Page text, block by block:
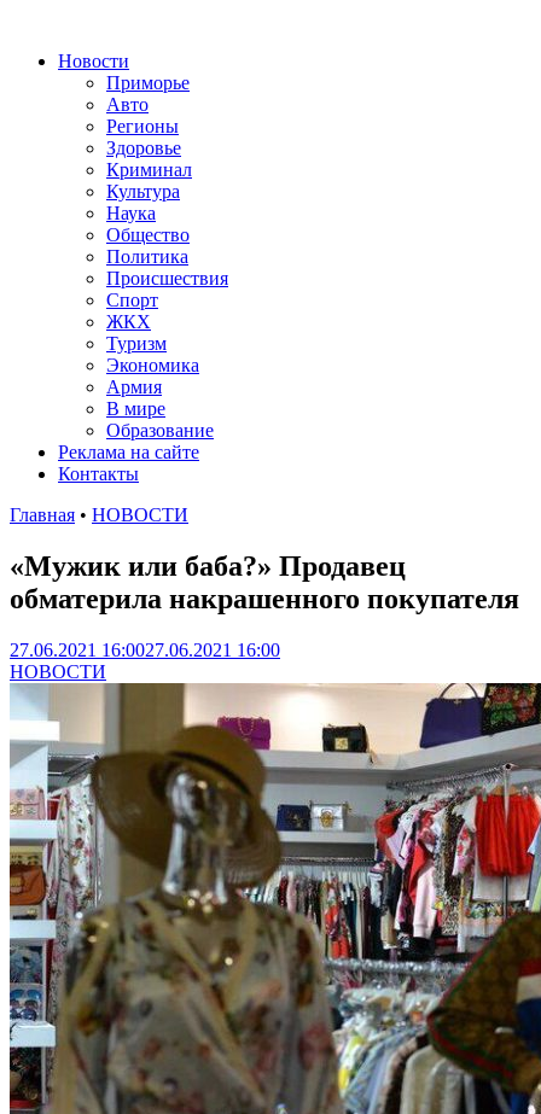
Новости
Приморье
Авто
Регионы
Здоровье
Криминал
Культура
Наука
Общество
Политика
Происшествия
Спорт
ЖКХ
Туризм
Экономика
Армия
В мире
Образование
Реклама на сайте
Контакты
Главная • НОВОСТИ
«Мужик или баба?» Продавец
обматерила накрашенного покупателя
27.06.2021 16:0027.06.2021 16:00
НОВОСТИ